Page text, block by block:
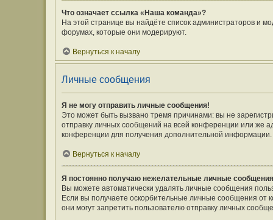
Что означает ссылка «Наша команда»?
На этой странице вы найдёте список администраторов и
форумах, которые они модерируют.
Вернуться к началу
Личные сообщения
Я не могу отправить личные сообщения!
Это может быть вызвано тремя причинами: вы не
отправку личных сообщений на всей конференции или же
конференции для получения дополнительной информации.
Вернуться к началу
Я постоянно получаю нежелательные личные
Вы можете автоматически удалять личные сообщения
Если вы получаете оскорбительные личные сообщения от
они могут запретить пользователю отправку личных